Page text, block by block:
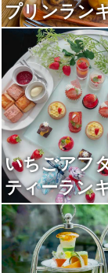
プリンラン
いちごアフ
ティーラン